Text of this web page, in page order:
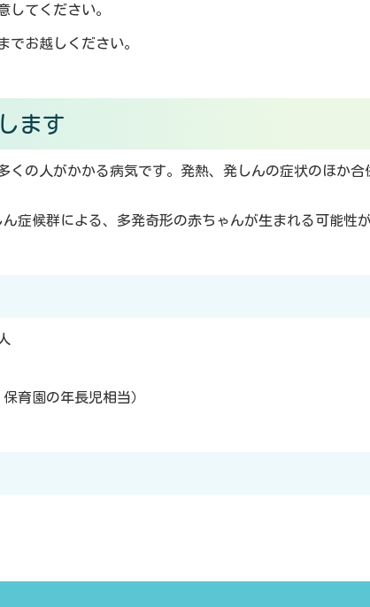
してください。
でお越しください。
ます
くの人がかかる病気です。発熱、発しんの症状のほか
症候群による、多発奇形の赤ちゃんが生まれる可能性
育園の年長児相当）